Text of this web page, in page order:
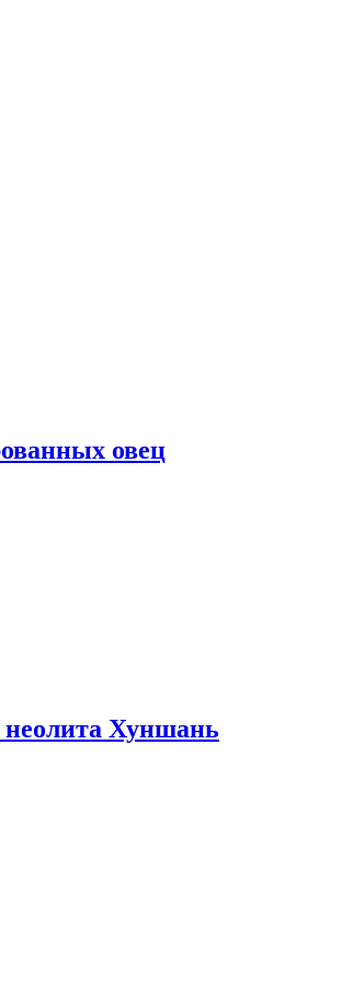
овец
Хуншань